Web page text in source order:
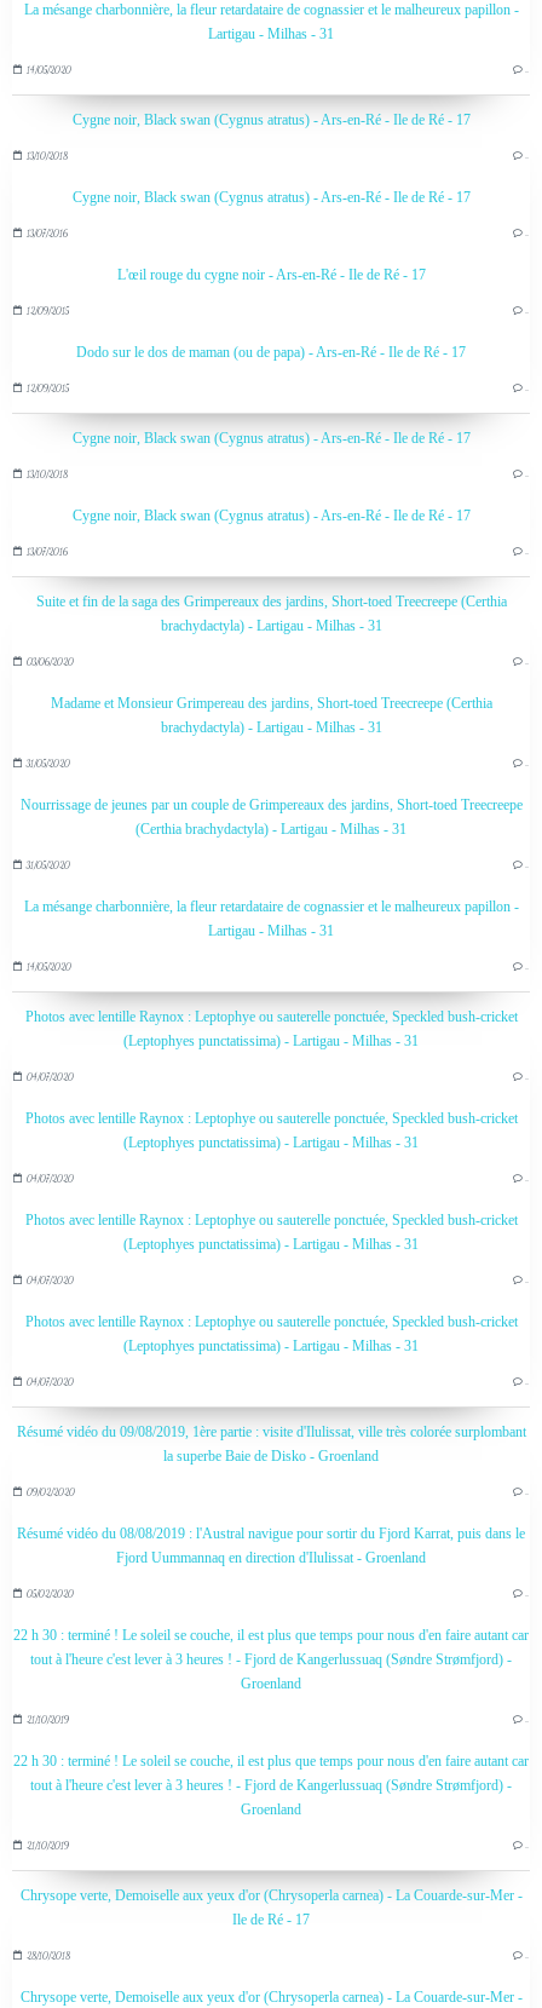
La mésange charbonnière, la fleur retardataire de cognassier et le malheureux papillon -
Lartigau - Milhas - 31
14/05/2020 …
Cygne noir, Black swan (Cygnus atratus) - Ars-en-Ré - Ile de Ré - 17
13/10/2018 …
Cygne noir, Black swan (Cygnus atratus) - Ars-en-Ré - Ile de Ré - 17
13/07/2016 …
L'œil rouge du cygne noir - Ars-en-Ré - Ile de Ré - 17
12/09/2015 …
Dodo sur le dos de maman (ou de papa) - Ars-en-Ré - Ile de Ré - 17
12/09/2015 …
Cygne noir, Black swan (Cygnus atratus) - Ars-en-Ré - Ile de Ré - 17
13/10/2018 …
Cygne noir, Black swan (Cygnus atratus) - Ars-en-Ré - Ile de Ré - 17
13/07/2016 …
Suite et fin de la saga des Grimpereaux des jardins, Short-toed Treecreepe (Certhia
brachydactyla) - Lartigau - Milhas - 31
03/06/2020 …
Madame et Monsieur Grimpereau des jardins, Short-toed Treecreepe (Certhia
brachydactyla) - Lartigau - Milhas - 31
31/05/2020 …
Nourrissage de jeunes par un couple de Grimpereaux des jardins, Short-toed Treecreepe
(Certhia brachydactyla) - Lartigau - Milhas - 31
31/05/2020 …
La mésange charbonnière, la fleur retardataire de cognassier et le malheureux papillon -
Lartigau - Milhas - 31
14/05/2020 …
Photos avec lentille Raynox : Leptophye ou sauterelle ponctuée, Speckled bush-cricket
(Leptophyes punctatissima) - Lartigau - Milhas - 31
04/07/2020 …
Photos avec lentille Raynox : Leptophye ou sauterelle ponctuée, Speckled bush-cricket
(Leptophyes punctatissima) - Lartigau - Milhas - 31
04/07/2020 …
Photos avec lentille Raynox : Leptophye ou sauterelle ponctuée, Speckled bush-cricket
(Leptophyes punctatissima) - Lartigau - Milhas - 31
04/07/2020 …
Photos avec lentille Raynox : Leptophye ou sauterelle ponctuée, Speckled bush-cricket
(Leptophyes punctatissima) - Lartigau - Milhas - 31
04/07/2020 …
Résumé vidéo du 09/08/2019, 1ère partie : visite d'Ilulissat, ville très colorée surplombant
la superbe Baie de Disko - Groenland
09/02/2020 …
Résumé vidéo du 08/08/2019 : l'Austral navigue pour sortir du Fjord Karrat, puis dans le
Fjord Uummannaq en direction d'Ilulissat - Groenland
05/02/2020 …
22 h 30 : terminé ! Le soleil se couche, il est plus que temps pour nous d'en faire autant car
tout à l'heure c'est lever à 3 heures ! - Fjord de Kangerlussuaq (Søndre Strømfjord) -
Groenland
21/10/2019 …
22 h 30 : terminé ! Le soleil se couche, il est plus que temps pour nous d'en faire autant car
tout à l'heure c'est lever à 3 heures ! - Fjord de Kangerlussuaq (Søndre Strømfjord) -
Groenland
21/10/2019 …
Chrysope verte, Demoiselle aux yeux d'or (Chrysoperla carnea) - La Couarde-sur-Mer -
Ile de Ré - 17
28/10/2018 …
Chrysope verte, Demoiselle aux yeux d'or (Chrysoperla carnea) - La Couarde-sur-Mer -